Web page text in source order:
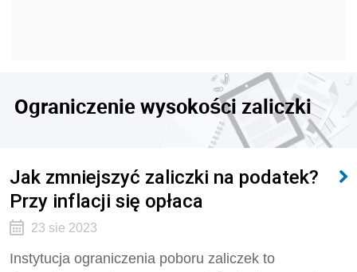
Ograniczenie wysokości zaliczki
Jak zmniejszyć zaliczki na podatek?
Przy inflacji się opłaca
23 sie 2023
Instytucja ograniczenia poboru zaliczek to